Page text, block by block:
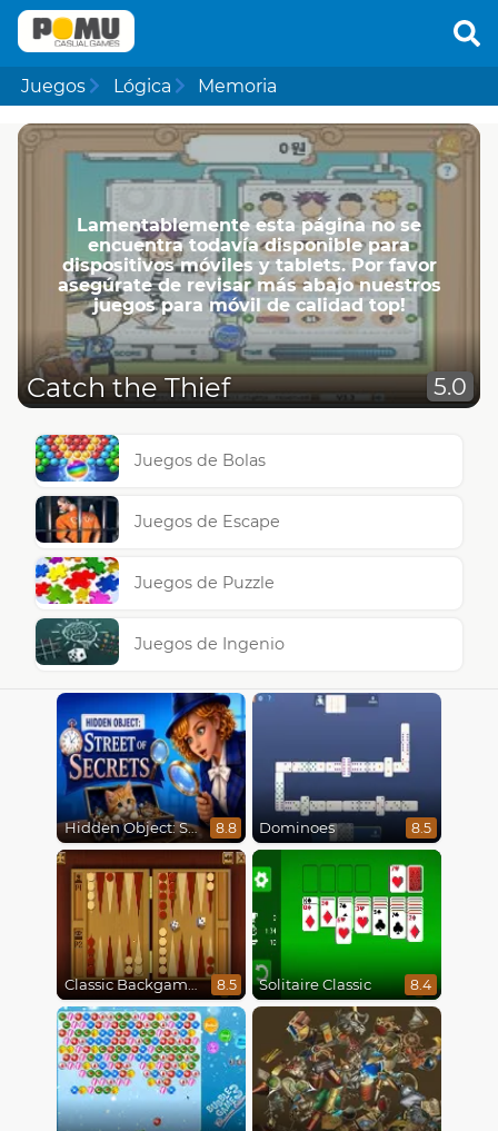
Juegos Lógica Memoria
Lamentablemente esta página no se
encuentra todavía disponible para
dispositivos móviles y tablets. Por favor
asegúrate de revisar más abajo nuestros
juegos para móvil de calidad top!
Catch the Thief 5.0
Juegos de Bolas
Juegos de Escape
Juegos de Puzzle
Juegos de Ingenio
Hidden Object: Street Of Secrets 8.8 Dominoes 8.5
Classic Backgammon 8.5 Solitaire Classic 8.4